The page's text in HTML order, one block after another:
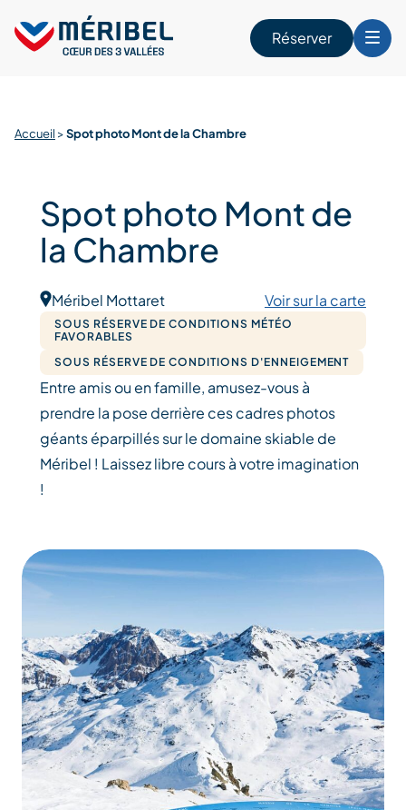
content
Réserver
Accueil >Spot photo Mont de la Chambre
Spot photo Mont de
la Chambre
Méribel Mottaret Voir sur la carte
SOUS RÉSERVE DE CONDITIONS MÉTÉO
FAVORABLES
SOUS RÉSERVE DE CONDITIONS D'ENNEIGEMENT
Entre amis ou en famille, amusez-vous à
prendre la pose derrière ces cadres photos
géants éparpillés sur le domaine skiable de
Méribel ! Laissez libre cours à votre imagination
!